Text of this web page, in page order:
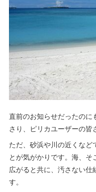
直前のお知らせだったの
さり、ピリカユーザーの皆
ただ、砂浜や川の近くなど
とが気がかりです。海、
広がると共に、汚さない仕
す。